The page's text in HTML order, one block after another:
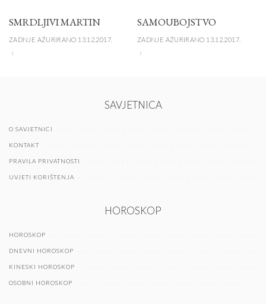
SMRDLJIVI MARTIN
ZADNJE AŽURIRANO 13.12.2017.
SAMOUBOJSTVO
ZADNJE AŽURIRANO 13.12.2017.
SAVJETNICA
O SAVJETNICI
KONTAKT
PRAVILA PRIVATNOSTI
UVJETI KORIŠTENJA
HOROSKOP
HOROSKOP
DNEVNI HOROSKOP
KINESKI HOROSKOP
OSOBNI HOROSKOP